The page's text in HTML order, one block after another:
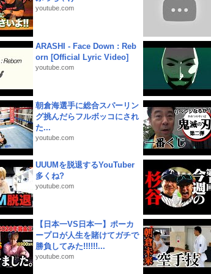
youtube.com
ARASHI - Face Down : Reb
orn [Official Lyric Video]
youtube.com
朝倉海選手に総合スパーリン
グ挑んだらフルボッコにされ
た...
youtube.com
UUUMを脱退するYouTuber
多くね?
youtube.com
【日本一VS日本一】ポーカ
ープロが人生を賭けてガチで
勝負してみた!!!!!!...
youtube.com